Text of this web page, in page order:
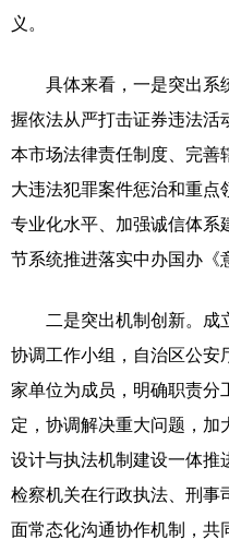
义。
具体来看，一是突出系
握依法从严打击证券违法活
本市场法律责任制度、完善
大违法犯罪案件惩治和重点
专业化水平、加强诚信体系
节系统推进落实中办国办《
二是突出机制创新。成
协调工作小组，自治区公安
家单位为成员，明确职责分
定，协调解决重大问题，加
设计与执法机制建设一体推
检察机关在行政执法、刑事
面常态化沟通协作机制，共